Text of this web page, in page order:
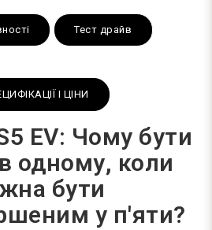
Тест драйв
І ЦІНИ
EV: Чому бути
одному, коли
бути
у п'яти?